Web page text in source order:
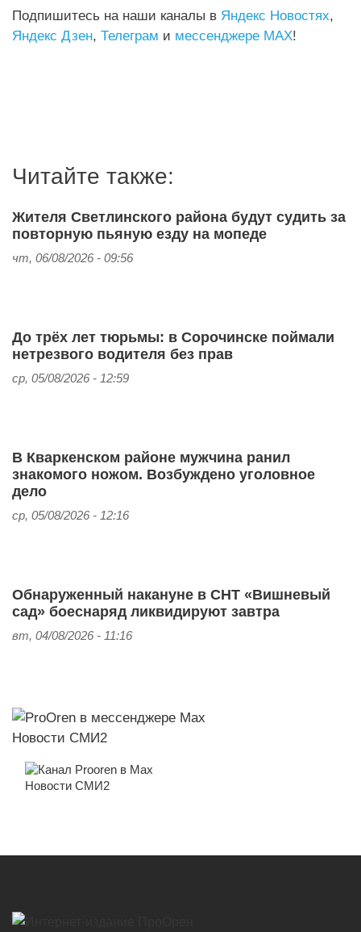
Подпишитесь на наши каналы в Яндекс Новостях,
Яндекс Дзен, Телеграм и мессенджере MAX!
Читайте также:
Жителя Светлинского района будут судить за
повторную пьяную езду на мопеде
чт, 06/08/2026 - 09:56
До трёх лет тюрьмы: в Сорочинске поймали
нетрезвого водителя без прав
ср, 05/08/2026 - 12:59
В Кваркенском районе мужчина ранил
знакомого ножом. Возбуждено уголовное
дело
ср, 05/08/2026 - 12:16
Обнаруженный накануне в СНТ «Вишневый
сад» боеснаряд ликвидируют завтра
вт, 04/08/2026 - 11:16
Новости СМИ2
Новости СМИ2